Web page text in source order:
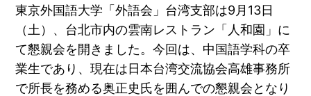
東京外国語大学「外語会」台湾支部は9月13日
（土）、台北市内の雲南レストラン「人和園」に
て懇親会を開きました。今回は、中国語学科の卒
業生であり、現在は日本台湾交流協会高雄事務所
で所長を務める奥正史氏を囲んでの懇親会となり